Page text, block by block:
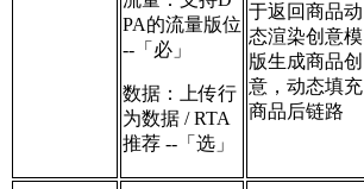
PA的流量版位
--「必」
数据：上传行
为数据 / RTA
推荐 --「选」
于返回商品动
态渲染创意模
版生成商品创
意，动态填充
商品后链路